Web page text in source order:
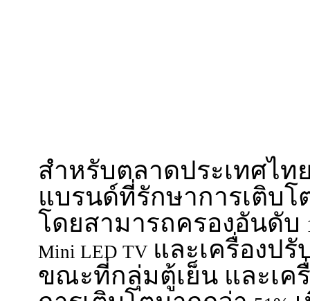
สำหรับตลาดประเทศไท
แบรนด์ที่รักษาการเติบโ
โดยสามารถครองอันดับ
Mini LED TV และเครื่องป
ขณะที่กลุ่มตู้เย็น และเค